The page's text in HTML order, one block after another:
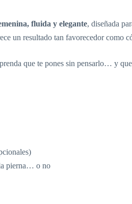
fluida y elegante, diseñada
un resultado tan favorecedor como
que te pones sin pensarlo… y que
pierna… o no